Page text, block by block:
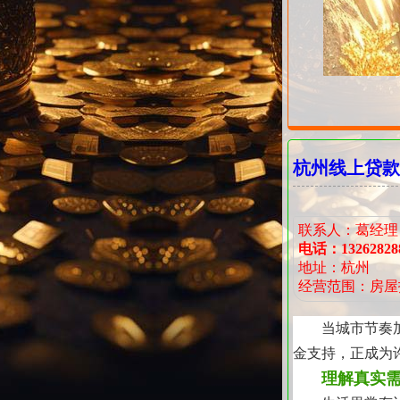
杭州线上贷
联系人：葛经理
电话：
地址：杭州
经营范围：房
当城市节奏
金支持，正成为
理解真实